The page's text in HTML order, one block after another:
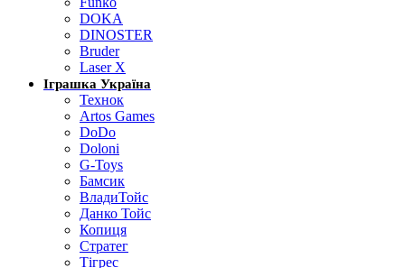
DOKA
DINOSTER
Bruder
Laser X
Іграшка Україна
Технок
Artos Games
DoDo
Doloni
G-Toys
Бамсик
ВладиТойс
Данко Тойс
Копиця
Стратег
Тігрес